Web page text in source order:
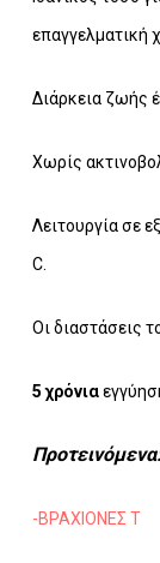
επαγγελματική
Διάρκεια ζωής
Χωρίς
Λειτουργία σε
C.
Οι διαστάσεις
5 χρόνια
-ΒΡΑΧΙΟΝΕΣ Τ